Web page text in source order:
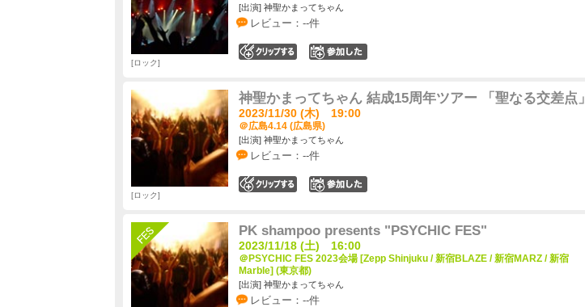
[出演] 神聖かまってちゃん
レビュー：--件
ロック
神聖かまってちゃん 結成15周年ツアー 「聖なる交差点」
2023/11/30 (木) 19:00
＠広島4.14 (広島県)
[出演] 神聖かまってちゃん
レビュー：--件
ロック
PK shampoo presents "PSYCHIC FES"
2023/11/18 (土) 16:00
＠PSYCHIC FES 2023会場 [Zepp Shinjuku / 新宿BLAZE / 新宿MARZ / 新宿
Marble] (東京都)
[出演] 神聖かまってちゃん
レビュー：--件